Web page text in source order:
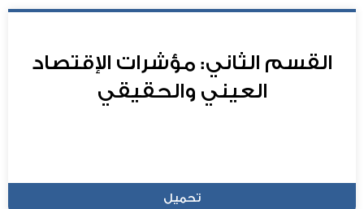
القسم الثاني: مؤشرات الإقتصاد
العيني والحقيقي
تحميل